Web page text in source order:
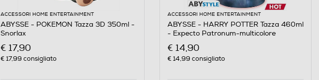
ACCESSORI HOME ENTERTAINMENT
ABYSSE - POKEMON Tazza 3D 350ml -
Snorlax
€ 17,90
€ 17,99 consigliato
ACCESSORI HOME ENTERTAINMENT
ABYSSE - HARRY POTTER Tazza 460ml
- Expecto Patronum-multicolore
€ 14,90
€ 14,99 consigliato